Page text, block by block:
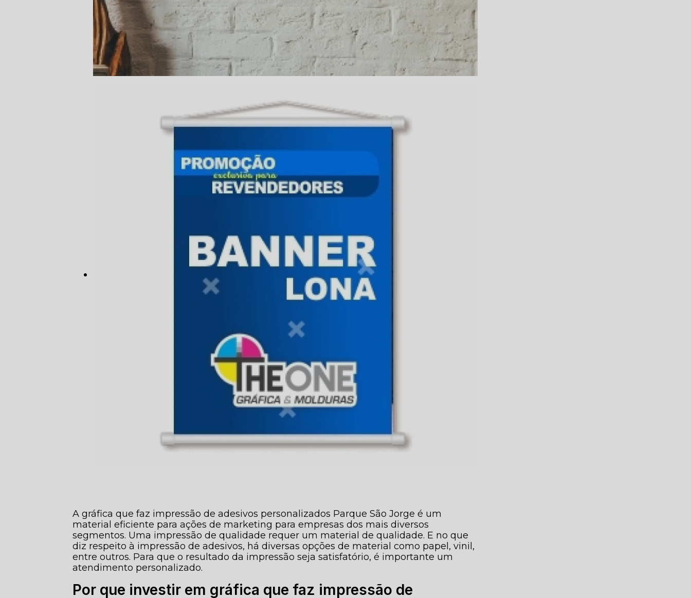
A gráfica que faz impressão de adesivos personalizados Parque São Jorge é um
material eficiente para ações de marketing para empresas dos mais diversos
segmentos. Uma impressão de qualidade requer um material de qualidade. E no que
diz respeito à impressão de adesivos, há diversas opções de material como papel, vinil,
entre outros. Para que o resultado da impressão seja satisfatório, é importante um
atendimento personalizado.
Por que investir em gráfica que faz impressão de